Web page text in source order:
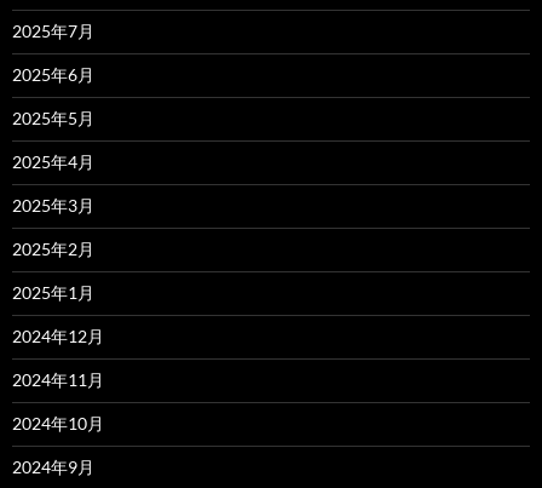
2025年7月
2025年6月
2025年5月
2025年4月
2025年3月
2025年2月
2025年1月
2024年12月
2024年11月
2024年10月
2024年9月